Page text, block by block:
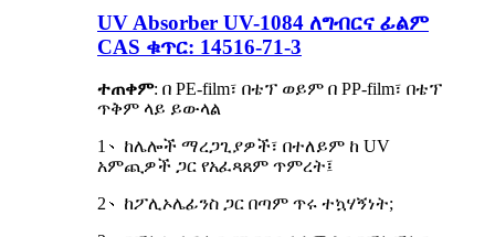
UV Absorber UV-1084 ለግብርና ፊልም
CAS ቁጥር: 14516-71-3
ተጠቀም: በ PE-film፣ በቴፕ ወይም በ PP-film፣ በቴፕ
ጥቅም ላይ ይውላል
1 、 ከሌሎች ማረጋጊያዎች፣ በተለይም ከ UV
አምጪዎች ጋር የአፈጻጸም ጥምረት፤
2、 ከፖሊኦሌፊንስ ጋር በጣም ጥሩ ተኳሃኝነት;